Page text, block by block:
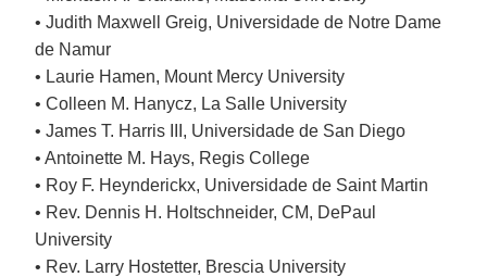
• Judith Maxwell Greig, Universidade de Notre Dame
de Namur
• Laurie Hamen, Mount Mercy University
• Colleen M. Hanycz, La Salle University
• James T. Harris III, Universidade de San Diego
• Antoinette M. Hays, Regis College
• Roy F. Heynderickx, Universidade de Saint Martin
• Rev. Dennis H. Holtschneider, CM, DePaul
University
• Rev. Larry Hostetter, Brescia University